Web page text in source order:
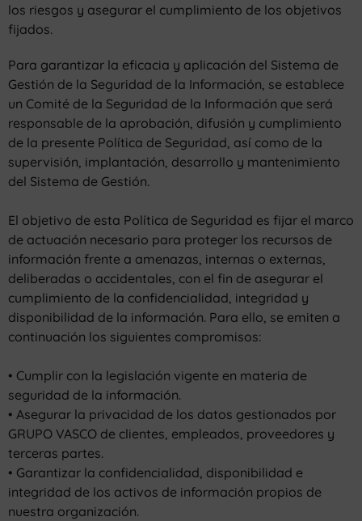
los riesgos y asegurar el cumplimiento de los objetivos
fijados.
Para garantizar la eficacia y aplicación del Sistema de
Gestión de la Seguridad de la Información, se establece
un Comité de la Seguridad de la Información que será
responsable de la aprobación, difusión y cumplimiento
de la presente Política de Seguridad, así como de la
supervisión, implantación, desarrollo y mantenimiento
del Sistema de Gestión.
El objetivo de esta Política de Seguridad es fijar el marco
de actuación necesario para proteger los recursos de
información frente a amenazas, internas o externas,
deliberadas o accidentales, con el fin de asegurar el
cumplimiento de la confidencialidad, integridad y
disponibilidad de la información. Para ello, se emiten a
continuación los siguientes compromisos:
• Cumplir con la legislación vigente en materia de
seguridad de la información.
• Asegurar la privacidad de los datos gestionados por
GRUPO VASCO de clientes, empleados, proveedores y
terceras partes.
• Garantizar la confidencialidad, disponibilidad e
integridad de los activos de información propios de
nuestra organización.